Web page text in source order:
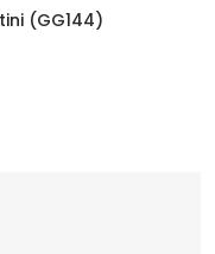
Moteriška Piniginė